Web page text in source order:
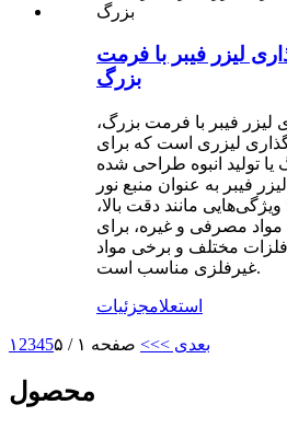
لیزر فیبر با فرمت
بزرگ
لیزر فیبر با فرمت بزرگ،
لیزری است که برای
یا تولید انبوه طراحی شده
فیبر به عنوان منبع نور
مانند دقت بالا،
مواد مصرفی و غیره، برای
مختلف و برخی مواد
غیرفلزی مناسب است.
استعلامجزئیات
۱ 2345 بعدی >>> صفحه ۱ / ۵
محصول